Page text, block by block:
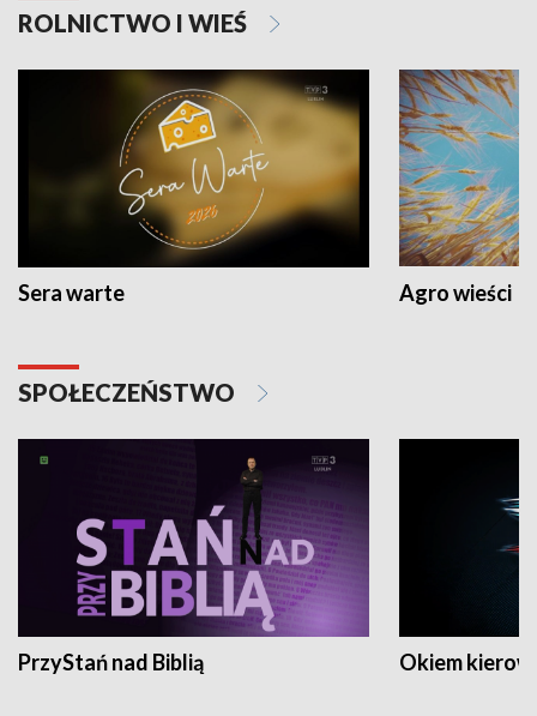
ROLNICTWO I WIEŚ
Sera warte Agro wieści
SPOŁECZEŃSTWO
PrzyStań nad Biblią Okiem